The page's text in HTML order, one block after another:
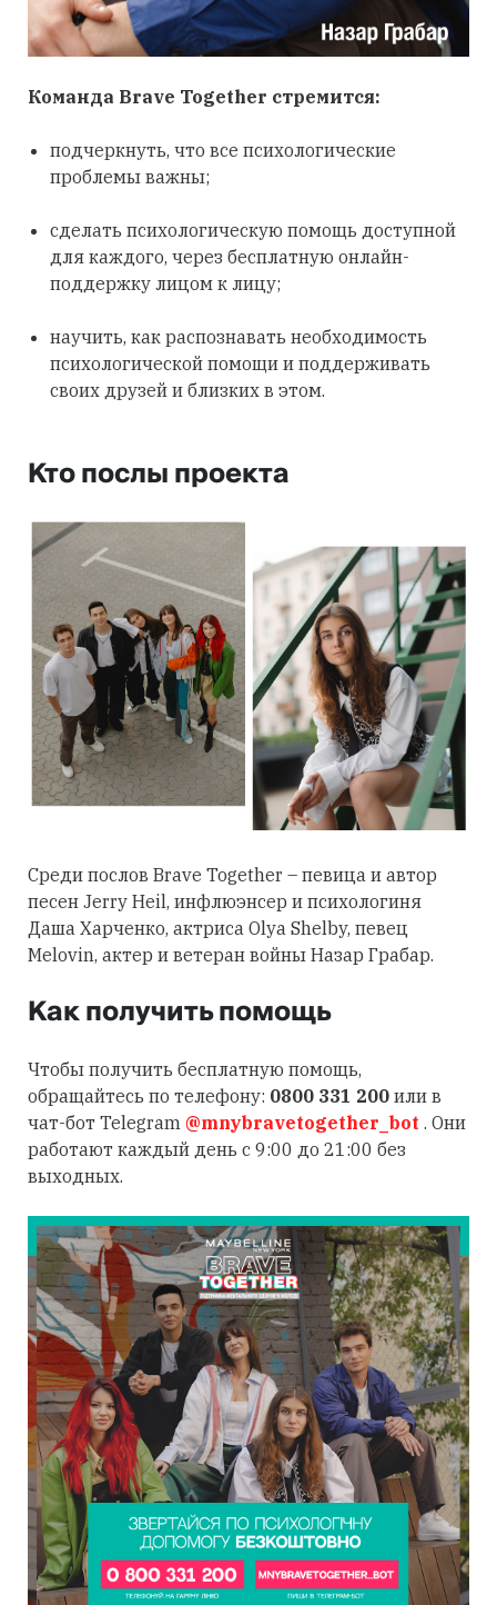
Команда Brave Together стремится:
подчеркнуть, что все психологические
проблемы важны;
сделать психологическую помощь доступной
для каждого, через бесплатную онлайн-
поддержку лицом к лицу;
научить, как распознавать необходимость
психологической помощи и поддерживать
своих друзей и близких в этом.
Кто послы проекта
Среди послов Brave Together – певица и автор
песен Jerry Heil, инфлюэнсер и психологиня
Даша Харченко, актриса Olya Shelby, певец
Melovin, актер и ветеран войны Назар Грабар.
Как получить помощь
Чтобы получить бесплатную помощь,
обращайтесь по телефону: 0800 331 200 или в
чат-бот Telegram @mnybravetogether_bot . Они
работают каждый день с 9:00 до 21:00 без
выходных.